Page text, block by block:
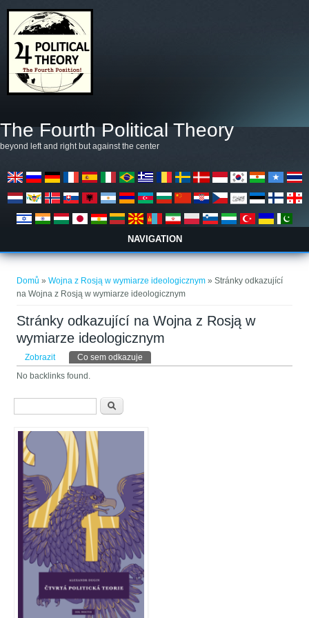
The Fourth Political Theory
beyond left and right but against the center
NAVIGATION
Jste zde
Domů »Wojna z Rosją w wymiarze ideologicznym» Stránky odkazující
na Wojna z Rosją w wymiarze ideologicznym
Stránky odkazující na Wojna z Rosją w
wymiarze ideologicznym
Hlavní záložky
Zobrazit Co sem odkazuje
No backlinks found.